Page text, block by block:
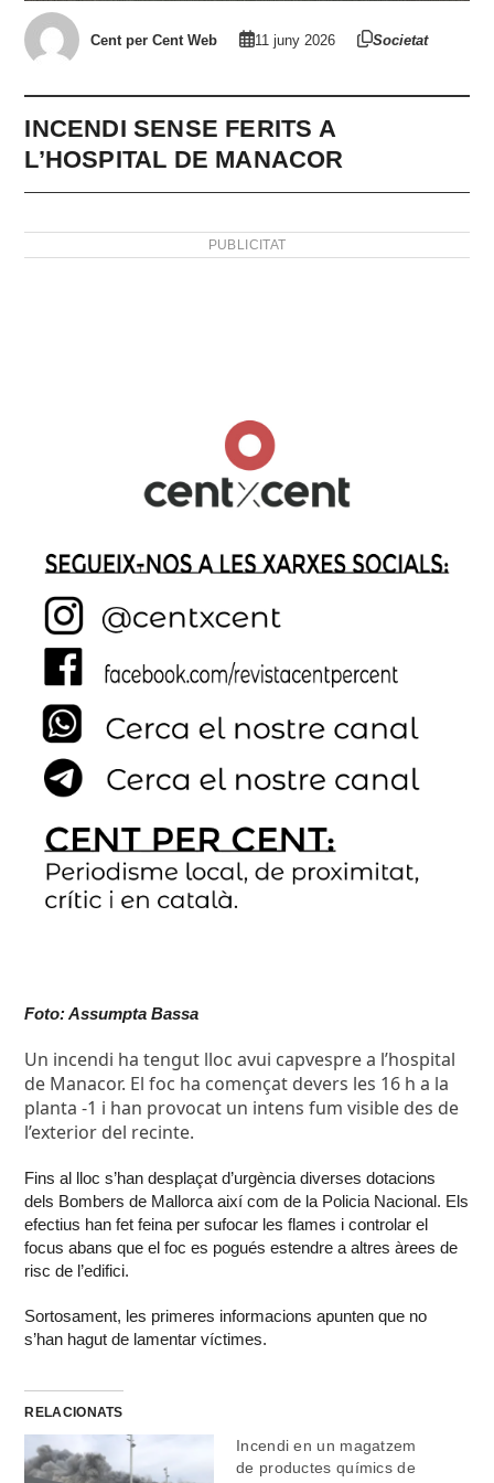
Cent per Cent Web 11 juny 2026 Societat
INCENDI SENSE FERITS A
L’HOSPITAL DE MANACOR
PUBLICITAT
Foto: Assumpta Bassa
Un incendi ha tengut lloc avui capvespre a l’hospital
de Manacor. El foc ha començat devers les 16 h a la
planta -1 i han provocat un intens fum visible des de
l’exterior del recinte.
Fins al lloc s’han desplaçat d’urgència diverses dotacions
dels Bombers de Mallorca així com de la Policia Nacional. Els
efectius han fet feina per sufocar les flames i controlar el
focus abans que el foc es pogués estendre a altres àrees de
risc de l’edifici.
Sortosament, les primeres informacions apunten que no
s’han hagut de lamentar víctimes.
RELACIONATS
Incendi en un magatzem
de productes químics de